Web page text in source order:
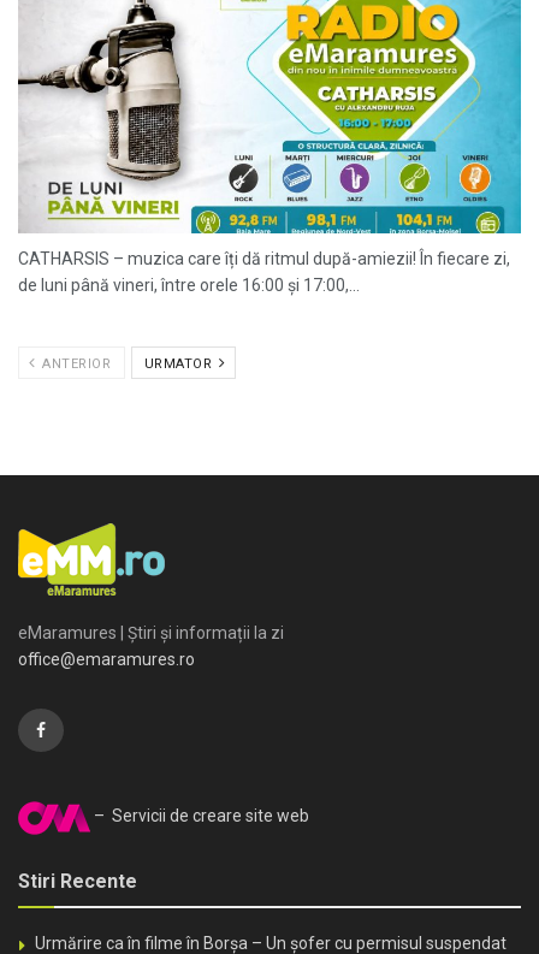
CATHARSIS – muzica care îți dă ritmul după-amiezii! În fiecare zi,
de luni până vineri, între orele 16:00 și 17:00,...
ANTERIOR URMATOR
eMaramures | Știri și informații la zi
office@emaramures.ro
– Servicii de creare site web
Stiri Recente
Urmărire ca în filme în Borșa – Un șofer cu permisul suspendat